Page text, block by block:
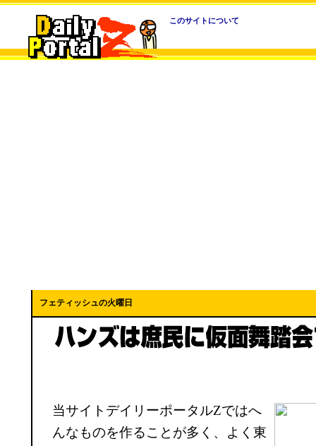
このサイトについて
フェティッシュの火曜日
当サイトデイリーポータルZではへ
んなものを作ることが多く、よく東